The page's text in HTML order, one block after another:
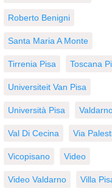
Roberto Benigni
Santa Maria A Monte
Tirrenia Pisa Toscana
Universiteit Van Pisa
Università Pisa
Val Di Cecina Via
Vicopisano Video
Video Valdarno Villa